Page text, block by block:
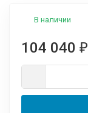
В наличии
104 040 ₽